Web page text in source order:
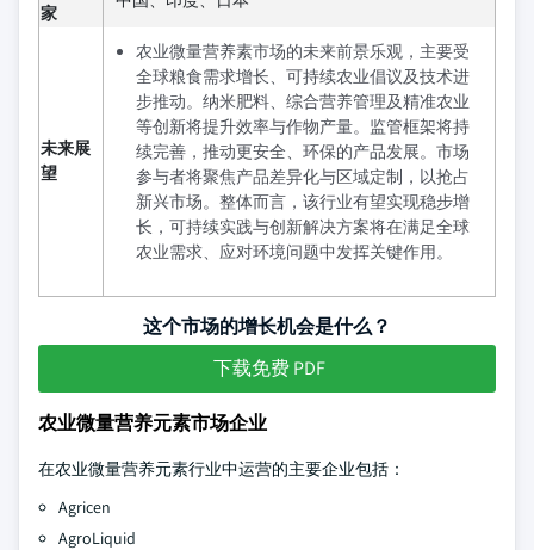
家
未来展
望
农业微量营养素市场的未来前景乐观，主要受
全球粮食需求增长、可持续农业倡议及技术进
步推动。纳米肥料、综合营养管理及精准农业
等创新将提升效率与作物产量。监管框架将持
续完善，推动更安全、环保的产品发展。市场
参与者将聚焦产品差异化与区域定制，以抢占
新兴市场。整体而言，该行业有望实现稳步增
长，可持续实践与创新解决方案将在满足全球
农业需求、应对环境问题中发挥关键作用。
这个市场的增长机会是什么？
下载免费 PDF
农业微量营养元素市场企业
在农业微量营养元素行业中运营的主要企业包括：
Agricen
AgroLiquid